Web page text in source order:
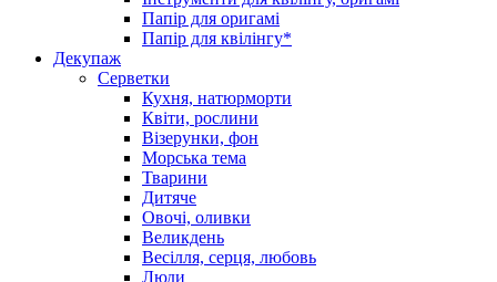
Папір для оригамі
Папір для квілінгу*
Декупаж
Серветки
Кухня, натюрморти
Квіти, рослини
Візерунки, фон
Морська тема
Тварини
Дитяче
Овочі, оливки
Великдень
Весілля, серця, любовь
Люди